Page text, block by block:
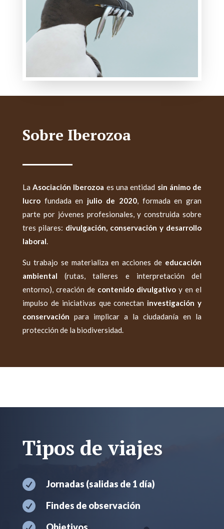
Sobre Iberozoa
La Asociación Iberozoa es una entidad sin ánimo de
lucrofundada en julio de 2020, formada en gran
parte por jóvenes profesionales, y construida sobre
tres pilares: divulgación, conservación y desarrollo
laboral
Su trabajo se materializa en acciones de educación
ambiental (rutas, talleres e interpretación del
entorno), creación de contenido divulgativo y en el
impulso de iniciativas que conectan investigación y
conservación para implicar a la ciudadanía en la
protección de la biodiversidad.
Tipos de viajes
 Jornadas (salidas de 1 día)
 Findes de observación
Objetivos